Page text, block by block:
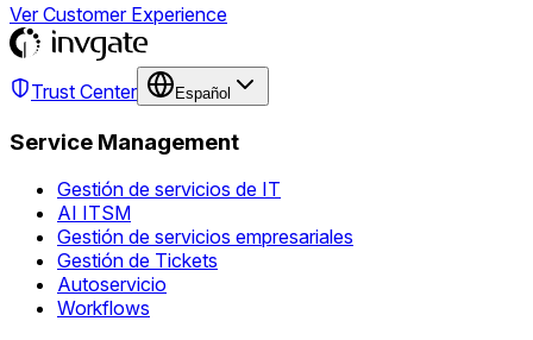
Ver Customer Experience
Trust Center Español
Service Management
Gestión de servicios de IT
AI ITSM
Gestión de servicios empresariales
Gestión de Tickets
Autoservicio
Workflows